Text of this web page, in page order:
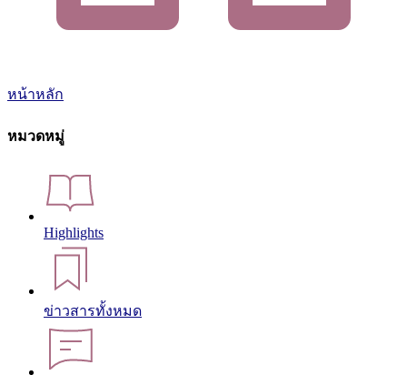
หน้าหลัก
หมวดหมู่
Highlights
ข่าวสารทั้งหมด